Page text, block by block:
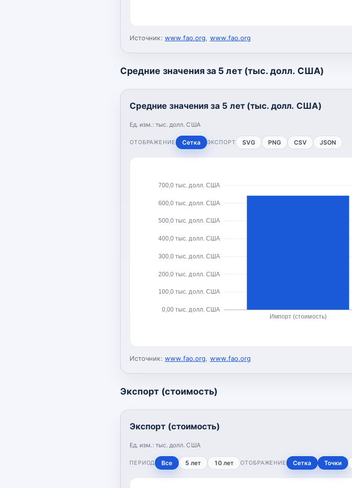
Источник: www.fao.org, www.fao.org
Средние значения за 5 лет (тыс. долл. США)
Средние значения за 5 лет (тыс. долл. США)
Ед. изм.: тыс. долл. США
ОТОБРАЖЕНИЕ Сетка ЭКСПОРТ SVG PNG CSV JSON
0,00 тыс. долл. США
100,0 тыс. долл. США
200,0 тыс. долл. США
300,0 тыс. долл. США
400,0 тыс. долл. США
500,0 тыс. долл. США
600,0 тыс. долл. США
700,0 тыс. долл. США
Импорт (стоимость)
Источник: www.fao.org, www.fao.org
Экспорт (стоимость)
Экспорт (стоимость)
Ед. изм.: тыс. долл. США
ПЕРИОД Все 5 лет 10 лет ОТОБРАЖЕНИЕ Сетка Точки